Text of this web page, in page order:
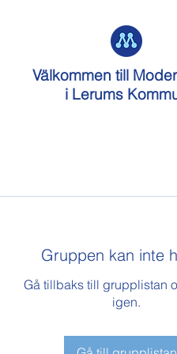
Välkommen till
i Lerums
Gruppen kan inte
Gå tillbaks till grupplistan
igen.